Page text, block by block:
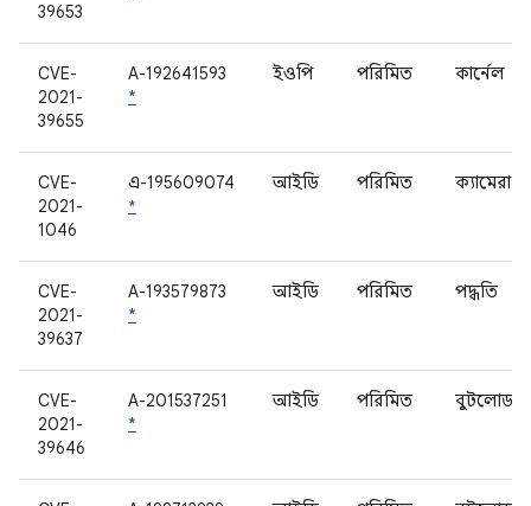
39653
CVE-
2021-
39655
A-192641593
*
ইওপি পরিমিত কার্নেল
CVE-
2021-
1046
এ-195609074
*
আইডি পরিমিত ক্যামেরা
CVE-
2021-
39637
A-193579873
*
আইডি পরিমিত পদ্ধতি
CVE-
2021-
39646
A-201537251
*
আইডি পরিমিত বুটলোডার